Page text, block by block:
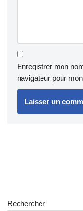
Enregistrer mon
navigateur pour
Rechercher